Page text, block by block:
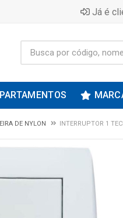
Já é
DE NYLON INTERRUPTOR 1